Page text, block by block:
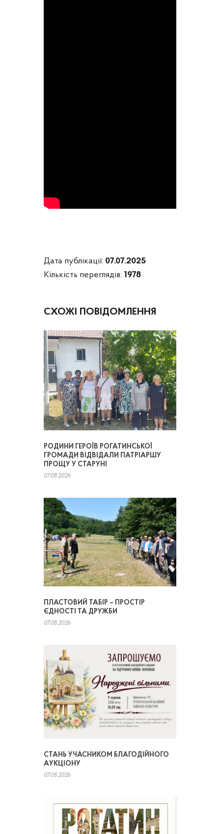
Дата публікації: 07.07.2025
Кількість переглядів: 1978
СХОЖІ ПОВІДОМЛЕННЯ
РОДИНИ ГЕРОЇВ РОГАТИНСЬКОЇ
ГРОМАДИ ВІДВІДАЛИ ПАТРІАРШУ
ПРОЩУ У СТАРУНІ
07.08.2026
ПЛАСТОВИЙ ТАБІР – ПРОСТІР
ЄДНОСТІ ТА ДРУЖБИ
07.08.2026
СТАНЬ УЧАСНИКОМ БЛАГОДІЙНОГО
АУКЦІОНУ
07.08.2026